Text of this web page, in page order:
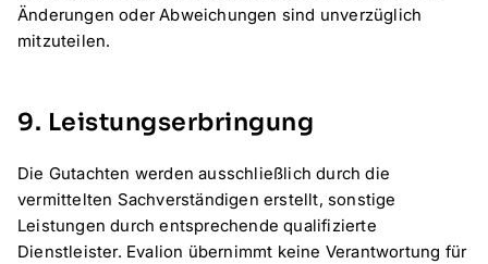
Änderungen oder Abweichungen sind unverzüglich
mitzuteilen.
9. Leistungserbringung
Die Gutachten werden ausschließlich durch die
vermittelten Sachverständigen erstellt, sonstige
Leistungen durch entsprechende qualifizierte
Dienstleister. Evalion übernimmt keine Verantwortung für